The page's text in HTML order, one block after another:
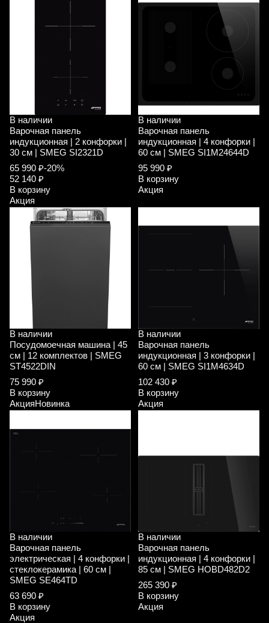
В наличии
Варочная панель
индукционная | 2 конфорки |
30 см | SMEG SI2321D
65 990 ₽-20%
52 140 ₽
В корзину
Акция
В наличии
Варочная панель
индукционная | 4 конфорки |
60 см | SMEG SI1M24644D
95 990 ₽
В корзину
Акция
В наличии
Посудомоечная машина | 45
см | 12 комплектов | SMEG
ST4522DIN
75 990 ₽
В корзину
АкцияНовинка
В наличии
Варочная панель
индукционная | 3 конфорки |
60 см | SMEG SI1M4634D
102 430 ₽
В корзину
Акция
В наличии
Варочная панель
электрическая | 4 конфорки |
стеклокерамика | 60 см |
SMEG SE464TD
63 690 ₽
В корзину
Акция
В наличии
Варочная панель
индукционная | 4 конфорки |
85 см | SMEG HOBD482D2
265 390 ₽
В корзину
Акция